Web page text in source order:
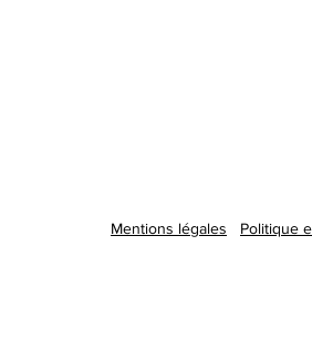
Mentions légales Politique